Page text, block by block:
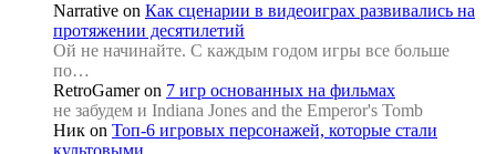
Narrative on Как сценарии в видеоиграх развивались на
протяжении десятилетий
Ой не начинайте. С каждым годом игры все больше
по…
RetroGamer on 7 игр основанных на фильмах
не забудем и Indiana Jones and the Emperor's Tomb
Ник on Топ-6 игровых персонажей, которые стали
культовыми